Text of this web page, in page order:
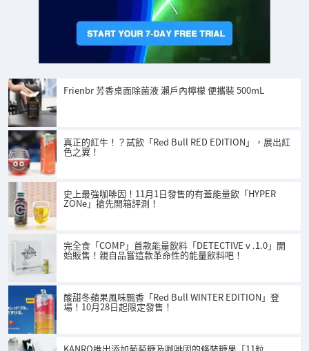
Frienbr 芳香桌面除菌液 瀨戶內檸檬 便攜裝 500mL
真正的紅牛！？試飲「Red Bull RED EDITION」，展出紅
色之翼！
史上最強咖啡因！11月1日發售的有蓋能量飲「HYPER
ZONe」搶先開箱評測！
完全食「COMP」首款能量飲料「DETECTIVE v .1.0」開
始販售！親自品嘗這款革命性的能量飲料吧！
酸甜冬蘋果風味飄香「Red Bull WINTER EDITION」登
場！10月28日起限定發售！